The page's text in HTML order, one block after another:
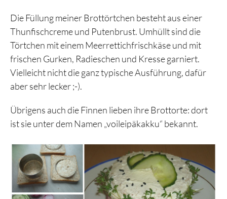
Die Füllung meiner Brottörtchen besteht aus einer
Thunfischcreme und Putenbrust. Umhüllt sind die
Törtchen mit einem Meerrettichfrischkäse und mit
frischen Gurken, Radieschen und Kresse garniert.
Vielleicht nicht die ganz typische Ausführung, dafür
aber sehr lecker ;-).
Übrigens auch die Finnen lieben ihre Brottorte: dort
ist sie unter dem Namen „voileipäkakku“ bekannt.